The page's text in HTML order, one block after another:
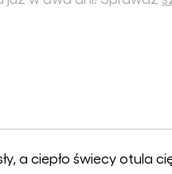
a ciepło świecy otula